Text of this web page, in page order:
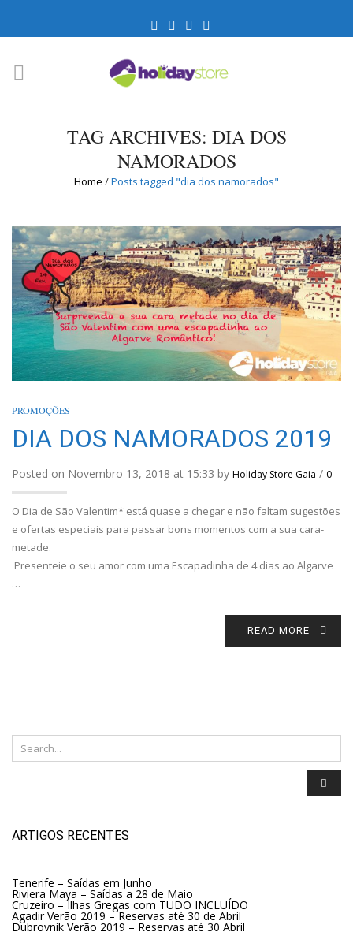
TAG ARCHIVES: DIA DOS
NAMORADOS
Home /Posts tagged "dia dos namorados"
PROMOÇÕES
DIA DOS NAMORADOS 2019
Posted on Novembro 13, 2018 at 15:33 by Holiday Store Gaia / 0
O Dia de São Valentim* está quase a chegar e não faltam sugestões
e ofertas especiais para passar bons momentos com a sua cara-
metade.
Presenteie o seu amor com uma Escapadinha de 4 dias ao Algarve
…
READ MORE
ARTIGOS RECENTES
Tenerife – Saídas em Junho
Riviera Maya – Saídas a 28 de Maio
Cruzeiro – Ilhas Gregas com TUDO INCLUÍDO
Agadir Verão 2019 – Reservas até 30 de Abril
Dubrovnik Verão 2019 – Reservas até 30 Abril